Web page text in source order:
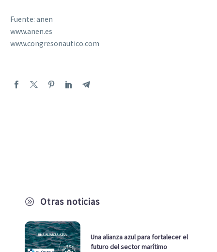
A Otras noticias
Una alianza azul para fortalecer el
futuro del sector marítimo
Fuente: anen
www.anen.es
www.congresonautico.com